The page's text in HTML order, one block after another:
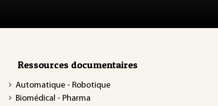
Ressources documentaires
Automatique - Robotique
Biomédical - Pharma